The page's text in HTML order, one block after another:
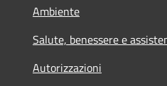
Ambiente
Salute, benessere e
Autorizzazioni